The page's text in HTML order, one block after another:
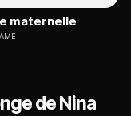
maternelle
de Nina